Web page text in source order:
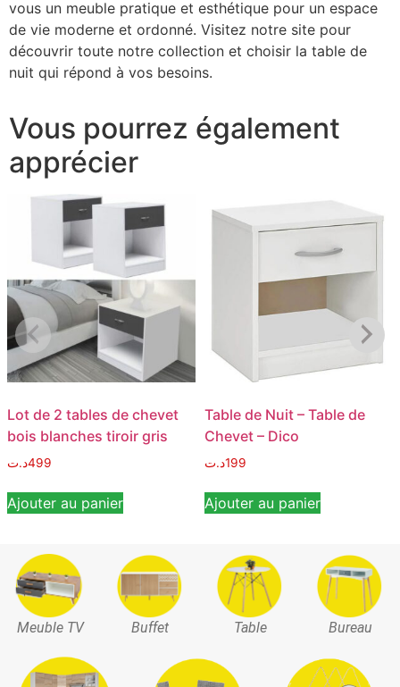
vous un meuble pratique et esthétique pour un espace
de vie moderne et ordonné. Visitez notre site pour
découvrir toute notre collection et choisir la table de
nuit qui répond à vos besoins.
Vous pourrez également
apprécier
Lot de 2 tables de chevet
bois blanches tiroir gris
499د.ت
Ajouter au panier
Table de Nuit – Table de
Chevet – Dico
199د.ت
Ajouter au panier
Meuble TV Buffet Table Bureau